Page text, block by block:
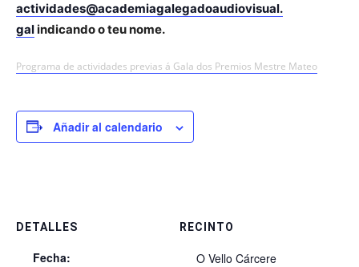
actividades@academiagalegadoaudiovisual.
galindicando o teu nome.
Programa de actividades previas á Gala dos Premios Mestre Mateo
Añadir al calendario
DETALLES
Fecha:
RECINTO
O Vello Cárcere